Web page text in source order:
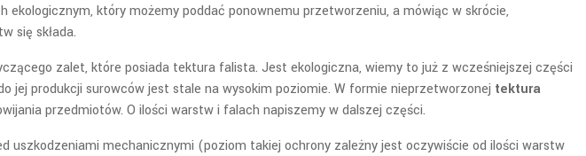
który możemy poddać ponownemu przetworzeniu, a mówiąc w skrócie,
się składa.
zalet, które posiada tektura falista. Jest ekologiczna, wiemy to już z wcześniejszej części
jej produkcji surowców jest stale na wysokim poziomie. W formie nieprzetworzonej tektura
przedmiotów. O ilości warstw i falach napiszemy w dalszej części.
mechanicznymi (poziom takiej ochrony zależny jest oczywiście od ilości warstw